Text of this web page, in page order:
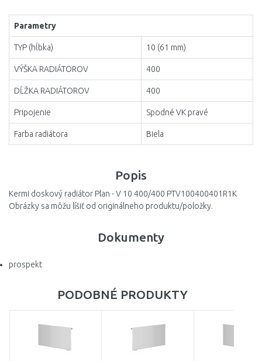
2000
2300
Popis
Kermi doskový radiátor Plan - V 10 400/400 PTV100400401R1K
Obrázky sa môžu líšiť od originálneho produktu/položky.
Parametry
TYP (hĺbka) 10 (61 mm)
VÝŠKA RADIÁTOROV 400
DĹŽKA RADIÁTOROV 400
Pripojenie Spodné VK pravé
Farba radiátora Biela
Dokumenty
prospekt
PODOBNÉ PRODUKTY